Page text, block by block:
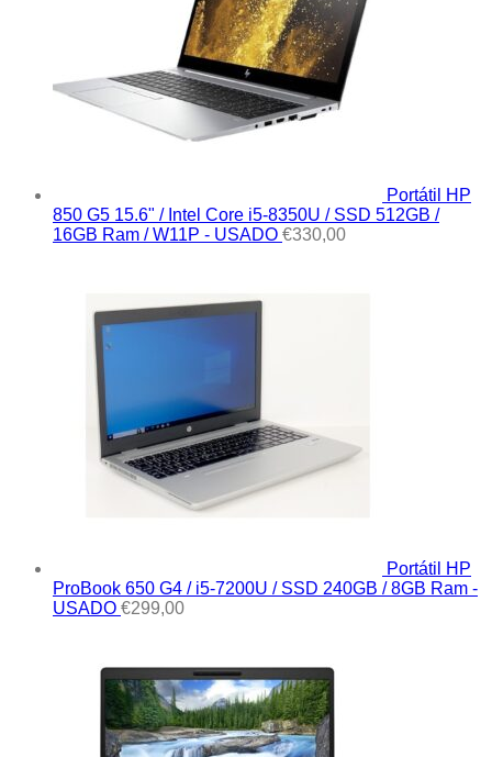
Portátil HP
850 G5 15.6" / Intel Core i5-8350U / SSD 512GB /
16GB Ram / W11P - USADO €330,00
Portátil HP
ProBook 650 G4 / i5-7200U / SSD 240GB / 8GB Ram -
USADO €299,00